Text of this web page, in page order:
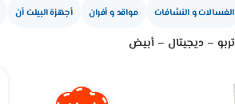
الغسالات و النشافات مواقد و أفران أجهزة البيلت أن